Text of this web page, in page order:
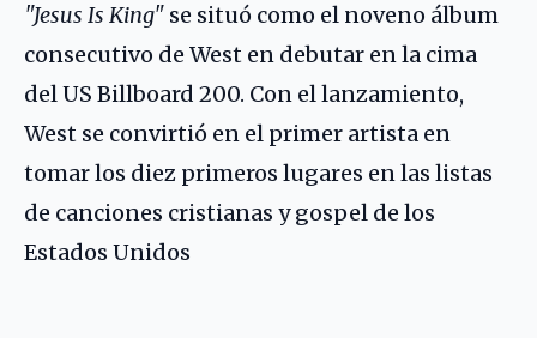
"Jesus Is King" se situó como el noveno álbum
consecutivo de West en debutar en la cima
del US Billboard 200. Con el lanzamiento,
West se convirtió en el primer artista en
tomar los diez primeros lugares en las listas
de canciones cristianas y gospel de los
Estados Unidos